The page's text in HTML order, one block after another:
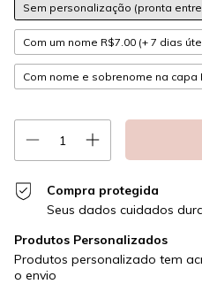
Sem personalização (pronta
Com um nome R$7.00 (+ 7 dias
Com nome e sobrenome na capa
Compra protegida
Seus dados cuidados
Produtos Personalizados
Produtos personalizado tem
o envio